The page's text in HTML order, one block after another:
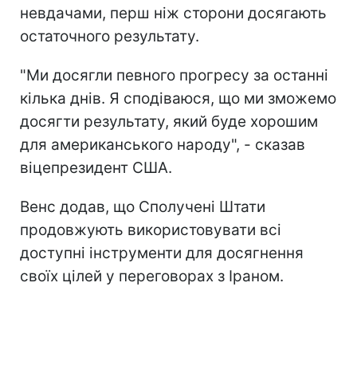
невдачами, перш ніж сторони досягають
остаточного результату.
"Ми досягли певного прогресу за останні
кілька днів. Я сподіваюся, що ми зможемо
досягти результату, який буде хорошим
для американського народу", - сказав
віцепрезидент США.
Венс додав, що Сполучені Штати
продовжують використовувати всі
доступні інструменти для досягнення
своїх цілей у переговорах з Іраном.